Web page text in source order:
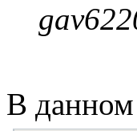
В данном